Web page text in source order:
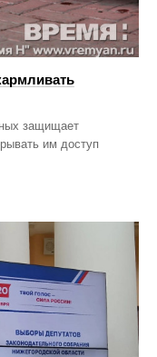
защищает
им доступ